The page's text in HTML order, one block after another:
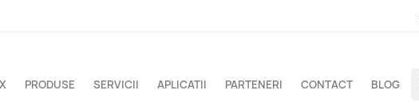
PRODUSE SERVICII APLICATII PARTENERI CONTACT BLOG